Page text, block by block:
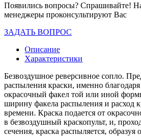
Появились вопросы? Спрашивайте!
менеджеры проконсультируют Вас
ЗАДАТЬ ВОПРОС
Описание
Характеристики
Безвоздушное реверсивное сопло.
распыления краски, именно
окрасочный факел той или иной
ширину факела распыления и расход
времени. Краска подается от
в безвоздушный краскопульт, и,
сечения, краска распыляется, образуя